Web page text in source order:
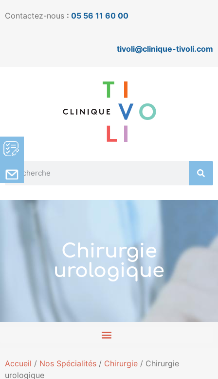
Contactez-nous : 05 56 11 60 00
tivoli@clinique-tivoli.com
Chirurgie
urologique
Accueil / Nos Spécialités / Chirurgie / Chirurgie
urologique